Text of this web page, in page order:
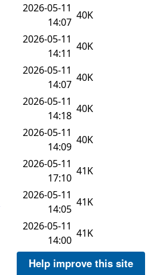
2026-05-11
14:07
40K
2026-05-11
14:11
40K
2026-05-11
14:07
40K
2026-05-11
14:18
40K
2026-05-11
14:09
40K
2026-05-11
17:10
41K
2026-05-11
14:05
41K
2026-05-11
14:00
41K
2026-05-11
14:04
41K
Help improve this site